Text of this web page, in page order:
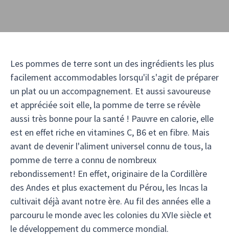
Les pommes de terre sont un des ingrédients les plus
facilement accommodables lorsqu'il s'agit de préparer
un plat ou un accompagnement. Et aussi savoureuse
et appréciée soit elle, la pomme de terre se révèle
aussi très bonne pour la santé ! Pauvre en calorie, elle
est en effet riche en vitamines C, B6 et en fibre. Mais
avant de devenir l'aliment universel connu de tous, la
pomme de terre a connu de nombreux
rebondissement! En effet, originaire de la Cordillère
des Andes et plus exactement du Pérou, les Incas la
cultivait déjà avant notre ère. Au fil des années elle a
parcouru le monde avec les colonies du XVIe siècle et
le développement du commerce mondial.